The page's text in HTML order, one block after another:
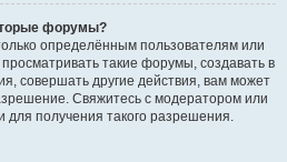
форумы?
определённым пользователям или
такие форумы, создавать в
совершать другие действия, вам может
Свяжитесь с модератором или
получения такого разрешения.